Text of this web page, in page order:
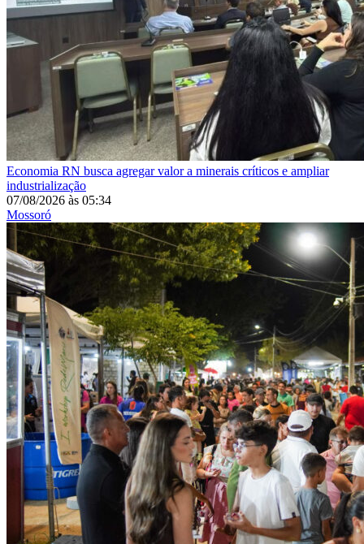
Economia RN busca agregar valor a minerais críticos e ampliar
industrialização
07/08/2026 às 05:34
Mossoró